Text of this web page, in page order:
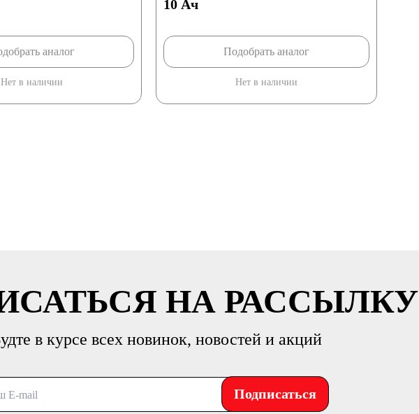
аналог
Нет в наличии
10 Ач
Подобрать аналог
Нет в наличии
НА РАССЫЛКУ
в курсе всех новинок, новостей и акций
Подписаться